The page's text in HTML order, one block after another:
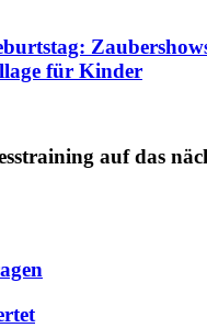
für Kinder
auf das